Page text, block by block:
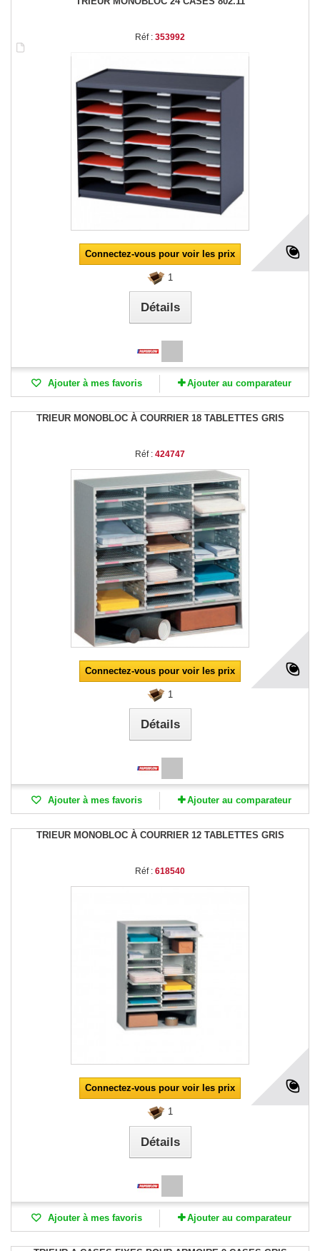
Réf : 353992
Connectez-vous pour voir les prix
1
Détails
Ajouter à mes favoris Ajouter au comparateur
TRIEUR MONOBLOC À COURRIER 18 TABLETTES GRIS
Réf : 424747
Connectez-vous pour voir les prix
1
Détails
Ajouter à mes favoris Ajouter au comparateur
TRIEUR MONOBLOC À COURRIER 12 TABLETTES GRIS
Réf : 618540
Connectez-vous pour voir les prix
1
Détails
Ajouter à mes favoris Ajouter au comparateur